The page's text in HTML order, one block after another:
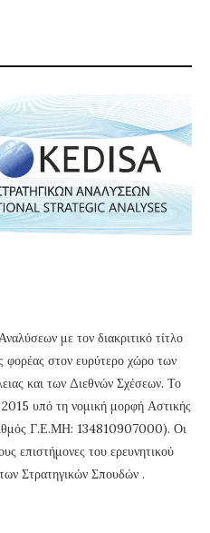
με τον διακριτικό τίτλο
φορέας στον ευρύτερο χώρο των
και των Διεθνών Σχέσεων. Το
υπό τη νομική μορφή Αστικής
Γ.Ε.ΜΗ: 134810907000). Οι
επιστήμονες του ερευνητικού
Στρατηγικών Σπουδών .